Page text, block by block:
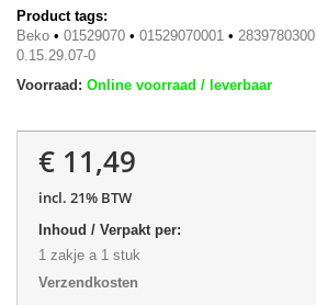
Product tags:
Beko • 01529070 • 01529070001 • 2839780300
0.15.29.07-0
Voorraad: Online voorraad / leverbaar
€ 11,49
incl. 21% BTW
Inhoud / Verpakt per:
1 zakje a 1 stuk
Verzendkosten